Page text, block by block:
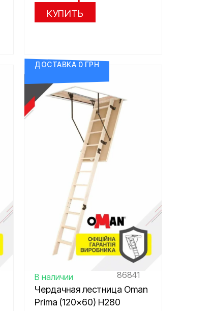
КУПИТЬ
ДОСТАВКА 0 ГРН
В наличии 86841
Чердачная лестница Oman
Prima (120×60) H280